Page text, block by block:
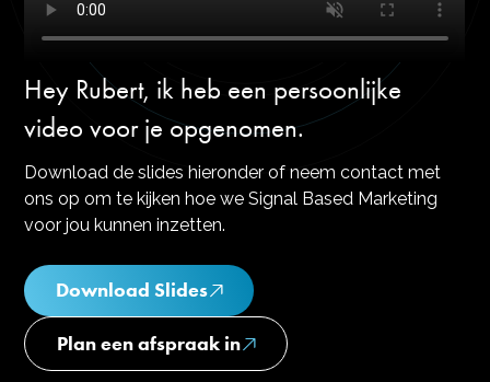
Hey Rubert, ik heb een persoonlijke
video voor je opgenomen.
Download de slides hieronder of neem contact met
ons op om te kijken hoe we Signal Based Marketing
voor jou kunnen inzetten.
Download Slides
Plan een afspraak in